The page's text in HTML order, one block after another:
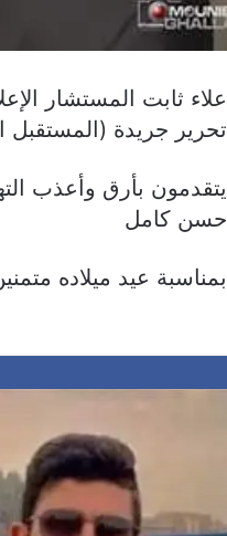
علاء ثابت المستشار
تحرير جريدة (المستقبل
يتقدمون بأرق وأعذب
حسن كامل
بمناسبة عيد ميلاده